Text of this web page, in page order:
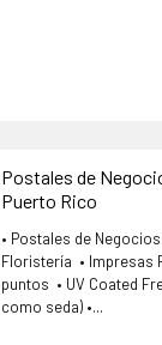
Postales de
Puerto Rico
• Postales de
Floristería • Impresas
puntos • UV Coated
como seda) •...